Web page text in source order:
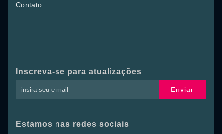
Contato
Inscreva-se para atualizações
Enviar
Estamos nas redes sociais